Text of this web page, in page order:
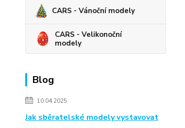
CARS - Vánoční modely
CARS - Velikonoční
modely
Blog
10.04.2025
Jak sběratelské modely vystavovat